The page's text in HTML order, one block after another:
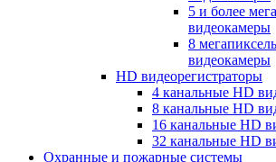
5 и более
видеокамеры
8
видеокамеры
HD видеорегистраторы
4 канальные HD
8 канальные HD
16 канальные HD
32 канальные HD
Охранные и пожарные системы